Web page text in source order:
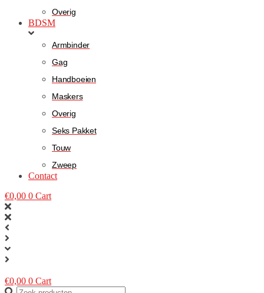
Overig
BDSM
Armbinder
Gag
Handboeien
Maskers
Overig
Seks Pakket
Touw
Zweep
Contact
€0,00 0 Cart
€0,00 0 Cart